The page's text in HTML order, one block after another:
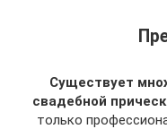
Существует
свадебной
только